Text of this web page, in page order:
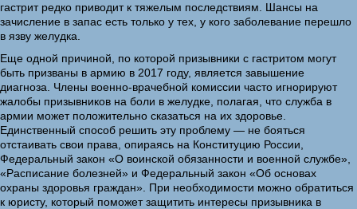
гастрит редко приводит к тяжелым последствиям. Шансы на
зачисление в запас есть только у тех, у кого заболевание перешло
в язву желудка.
Еще одной причиной, по которой призывники с гастритом могут
быть призваны в армию в 2017 году, является завышение
диагноза. Члены военно-врачебной комиссии часто игнорируют
жалобы призывников на боли в желудке, полагая, что служба в
армии может положительно сказаться на их здоровье.
Единственный способ решить эту проблему — не бояться
отстаивать свои права, опираясь на Конституцию России,
Федеральный закон «О воинской обязанности и военной службе»,
«Расписание болезней» и Федеральный закон «Об основах
охраны здоровья граждан». При необходимости можно обратиться
к юристу, который поможет защитить интересы призывника в